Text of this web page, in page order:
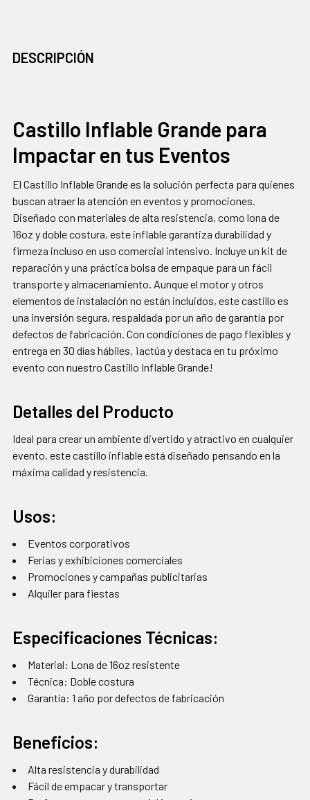
JUNTOS
SELECCIONAR
TODO
SELECCIONADOS
AL CARRITO
DESCRIPCIÓN
Castillo Inflable Grande para
Impactar en tus Eventos
El Castillo Inflable Grande es la solución perfecta para quienes
buscan atraer la atención en eventos y promociones.
Diseñado con materiales de alta resistencia, como lona de
16oz y doble costura, este inflable garantiza durabilidad y
firmeza incluso en uso comercial intensivo. Incluye un kit de
reparación y una práctica bolsa de empaque para un fácil
transporte y almacenamiento. Aunque el motor y otros
elementos de instalación no están incluidos, este castillo es
una inversión segura, respaldada por un año de garantía por
defectos de fabricación. Con condiciones de pago flexibles y
entrega en 30 días hábiles, ¡actúa y destaca en tu próximo
evento con nuestro Castillo Inflable Grande!
Detalles del Producto
Ideal para crear un ambiente divertido y atractivo en cualquier
evento, este castillo inflable está diseñado pensando en la
máxima calidad y resistencia.
Usos:
Eventos corporativos
Ferias y exhibiciones comerciales
Promociones y campañas publicitarias
Alquiler para fiestas
Especificaciones Técnicas:
Material: Lona de 16oz resistente
Técnica: Doble costura
Garantía: 1 año por defectos de fabricación
Beneficios:
Alta resistencia y durabilidad
Fácil de empacar y transportar